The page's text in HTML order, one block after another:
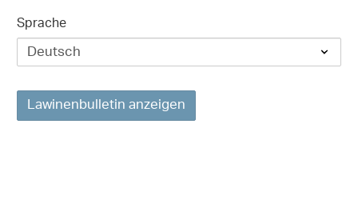
Sprache
Lawinenbulletin anzeigen